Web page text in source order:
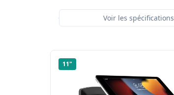
Voir les spécifications
11"